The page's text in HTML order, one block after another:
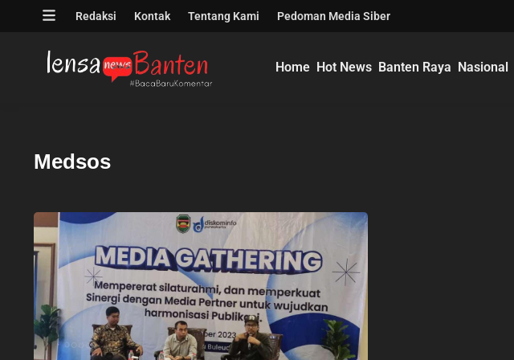
Open
Redaksi Kontak Tentang Kami Pedoman Media Siber
Home Hot News Banten Raya Nasional
Medsos